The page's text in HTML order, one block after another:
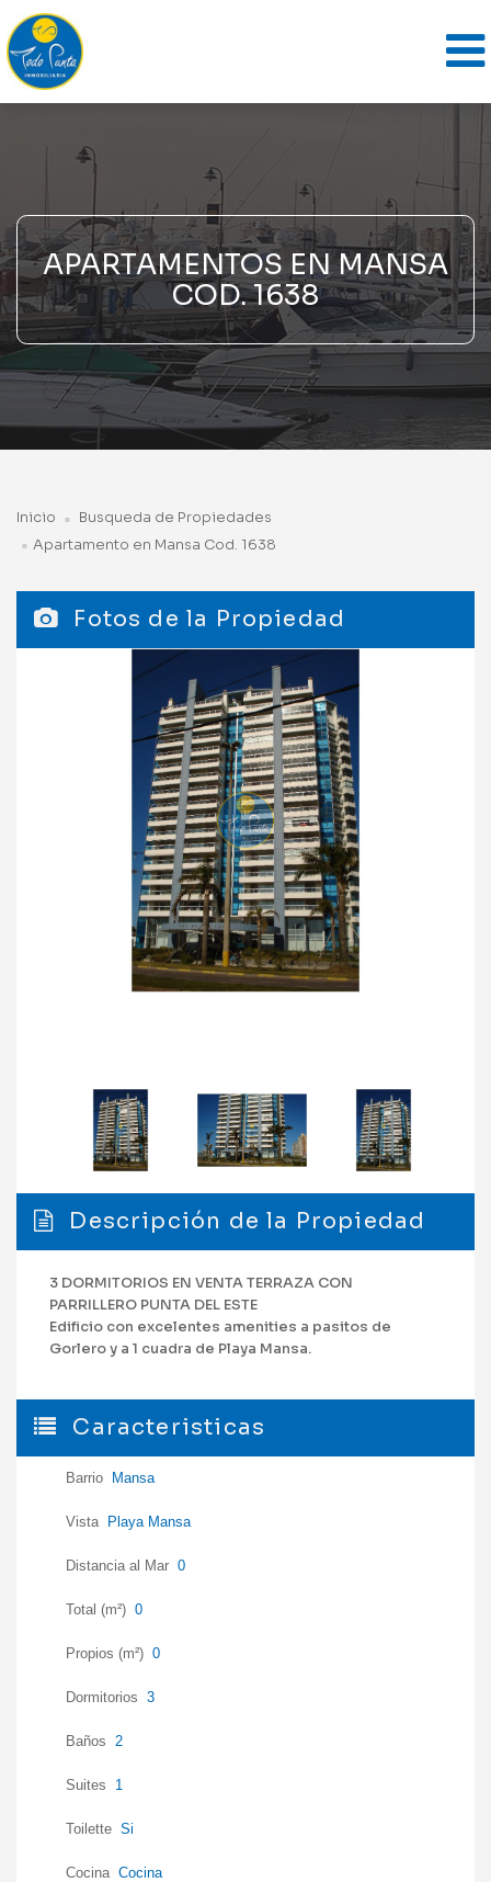
APARTAMENTOS EN MANSA
COD. 1638
Inicio
Busqueda de Propiedades
Apartamento en Mansa Cod. 1638
Fotos de la Propiedad
Descripción de la Propiedad
3 DORMITORIOS EN VENTA TERRAZA CON
PARRILLERO PUNTA DEL ESTE
Edificio con excelentes amenities a pasitos de
Gorlero y a 1 cuadra de Playa Mansa.
Caracteristicas
Barrio Mansa
Vista Playa Mansa
Distancia al Mar 0
Total (m²) 0
Propios (m²) 0
Dormitorios 3
Baños 2
Suites 1
Toilette Si
Cocina Cocina